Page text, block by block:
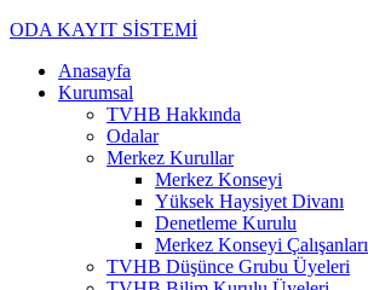
ODA KAYIT SİSTEMİ
Anasayfa
Kurumsal
TVHB Hakkında
Odalar
Merkez Kurullar
Merkez Konseyi
Yüksek Haysiyet Divanı
Denetleme Kurulu
Merkez Konseyi Çalışanları
TVHB Düşünce Grubu Üyeleri